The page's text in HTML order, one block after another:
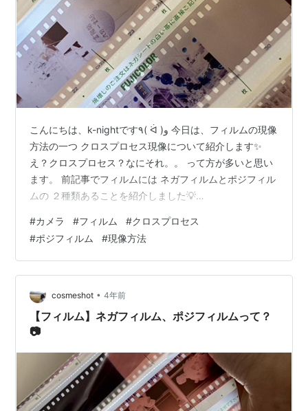
こんにちは、k-nightです٩( ᐛ )و 今日は、フィルムの現像
方法の一つ クロスプロセス現像について紹介します✨
え？クロスプロセス？なにそれ。。 って方が多いと思い
ます。 前記事でフィルムには ネガフィルムとポジフィル
ムの ２種類あることを紹介しました💡
フィルムは 現像する際の薬品、方法が違います。 クロス
プロセスは、 ポジフィルムをネガフィルムの現像方法で
現像したものになります٩( 'ω' )و クロスプロセスで現像
すると 仕上がりの色が 赤みがかったり、青が強く発色し
たり、 緑だったり、粒子が粗く少しノス…
#カメラ #フィルム #クロスプロセス
#ポジフィルム #現像方法
cosmeshot • 4年前
【フィルム】ネガフィルム、ポジフィルムって？
📷